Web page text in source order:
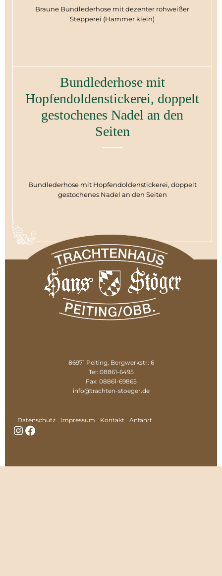
Braune Bundlederhose mit dezenter rohweißer
Stepperei (Hammer klein)
Bundlederhose mit
Hopfendoldenstickerei, doppelt
gestochenes Nadel an den
Seiten
Bundlederhose mit Hopfendoldenstickerei, doppelt
gestochenes Nadel an den Seiten
86971 Peiting, Bergwerkstr. 6
Tel: 08861-6495
Fax: 08861-69865
info@trachten-stoeger.de
Anfahrt
Kontakt
Impressum
Datenschutz
Instagram
Facebook